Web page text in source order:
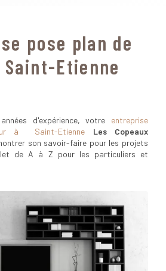
pose plan de
Etienne
d'expérience, votre entreprise
à Saint-Etienne
Les Copeaux
son savoir-faire pour les projets
de A à Z pour les particuliers et